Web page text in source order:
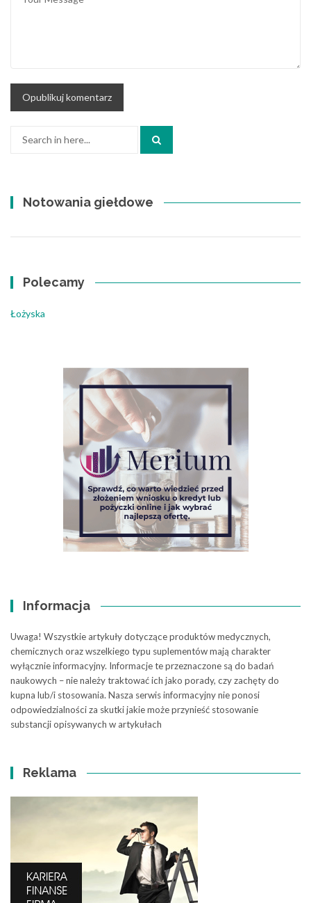
Notowania giełdowe
Polecamy
Łożyska
Informacja
Uwaga! Wszystkie artykuły dotyczące produktów medycznych,
chemicznych oraz wszelkiego typu suplementów mają charakter
wyłącznie informacyjny. Informacje te przeznaczone są do badań
naukowych – nie należy traktować ich jako porady, czy zachęty do
kupna lub/i stosowania. Nasza serwis informacyjny nie ponosi
odpowiedzialności za skutki jakie może przynieść stosowanie
substancji opisywanych w artykułach
Reklama